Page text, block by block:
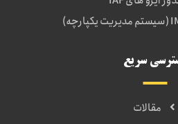
سریع
مقالات